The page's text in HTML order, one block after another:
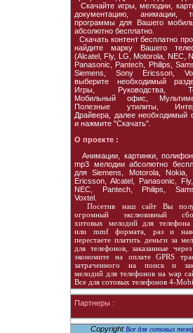
Скачайте игры, мелодии,
документацию, анимации,
программы для Вашего
абсолютно бесплатно.
Скачать контент бесплатно
найдите марку Вашего
(Alcatel, Fly, LG, Motorola, NEC,
Panasonic, Pantech, Philips,
Siemens, Sony Ericsson,
выберите необходимый
Игры, Руководства,
Мобильный офис,
Полезные утилиты,
Драйвера, далее необходимый
и нажмите "Скачать".
О проекте :
Анимации, картинки,
mp3 мелодии абсолютно
для Siemens, Motorola, Nokia,
Ericsson, Alcatel, Panasonic,
NEC, Pantech, Philips,
Voxtel.
Посетив наш сайт Вы
огромный экслюзивный
хитовых мелодий для
или mmf формата, раз и
перестаете платить деньги за
для телефонов, заказанные через
экономите на оплате GPRS
затраченного на поиск и
мелодий для телефонов на wap
Все для сотовых телефонов 4-
Партнеры :
Copyright Все для сотовых